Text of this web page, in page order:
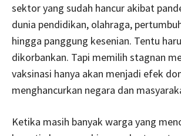
sektor yang sudah hancur akibat
dunia pendidikan, olahraga,
hingga panggung kesenian. Tentu
dikorbankan. Tapi memilih stagnan
vaksinasi hanya akan menjadi efek
menghancurkan negara dan
Ketika masih banyak warga yang